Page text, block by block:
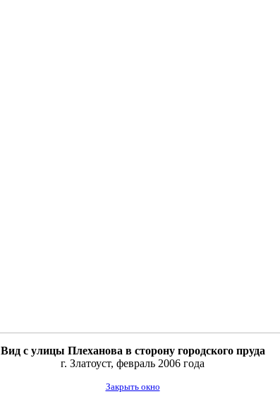
Вид с улицы Плеханова в сторону городского пруда
г. Златоуст, февраль 2006 года
Закрыть окно